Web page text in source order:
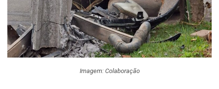
Imagem: Colaboração